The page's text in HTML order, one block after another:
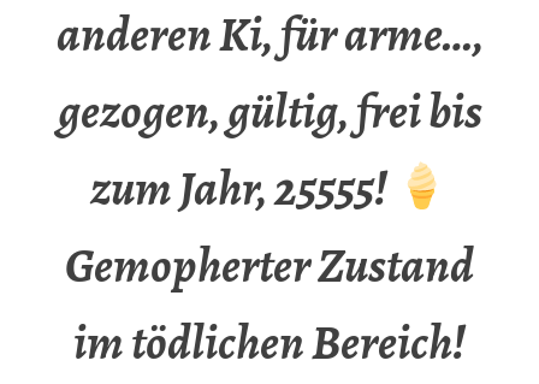
anderen Ki, für arme…,
gezogen, gültig, frei bis
zum Jahr, 25555!
Gemopherter Zustand
im tödlichen Bereich!